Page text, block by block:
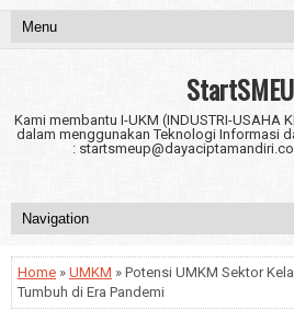
Kami membantu I-UKM (INDUSTRI-USAHA
dalam menggunakan Teknologi Informasi
:
Home » UMKM » Potensi UMKM Sektor
Tumbuh di Era Pandemi